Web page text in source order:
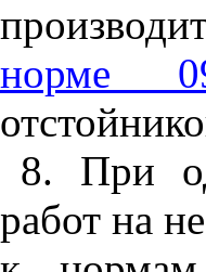
норме
8. При
работ на